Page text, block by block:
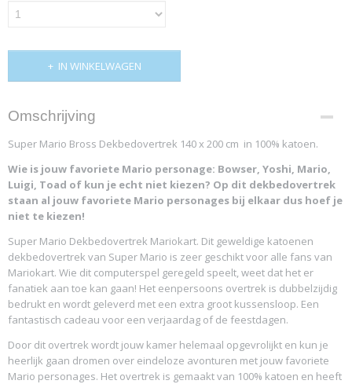
IN WINKELWAGEN
Omschrijving
Super Mario Bross Dekbedovertrek 140 x 200 cm in 100% katoen.
Wie is jouw favoriete Mario personage: Bowser, Yoshi, Mario,
Luigi, Toad of kun je echt niet kiezen? Op dit dekbedovertrek
staan al jouw favoriete Mario personages bij elkaar dus hoef je
niet te kiezen!
Super Mario Dekbedovertrek Mariokart. Dit geweldige katoenen
dekbedovertrek van Super Mario is zeer geschikt voor alle fans van
Mariokart. Wie dit computerspel geregeld speelt, weet dat het er
fanatiek aan toe kan gaan! Het eenpersoons overtrek is dubbelzijdig
bedrukt en wordt geleverd met een extra groot kussensloop. Een
fantastisch cadeau voor een verjaardag of de feestdagen.
Door dit overtrek wordt jouw kamer helemaal opgevrolijkt en kun je
heerlijk gaan dromen over eindeloze avonturen met jouw favoriete
Mario personages. Het overtrek is gemaakt van 100% katoen en heeft